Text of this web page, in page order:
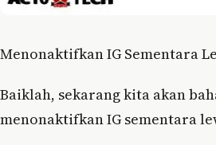
Menonaktifkan IG Sementara
Baiklah, sekarang kita akan
menonaktifkan IG sementara